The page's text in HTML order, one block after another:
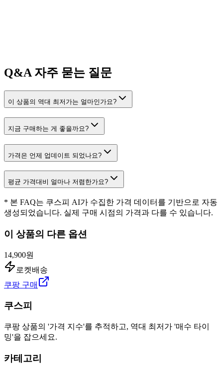
Q&A자주 묻는 질문
이 상품의 역대 최저가는 얼마인가요?
지금 구매하는 게 좋을까요?
가격은 언제 업데이트 되었나요?
평균 가격대비 얼마나 저렴한가요?
* 본 FAQ는 쿠스피 AI가 수집한 가격 데이터를 기반으로 자동
생성되었습니다. 실제 구매 시점의 가격과 다를 수 있습니다.
이 상품의 다른 옵션
14,900원
로켓배송
쿠팡 구매
쿠스피
쿠팡 상품의 '가격 지수'를 추적하고, 역대 최저가 '매수 타이
밍'을 잡으세요.
카테고리